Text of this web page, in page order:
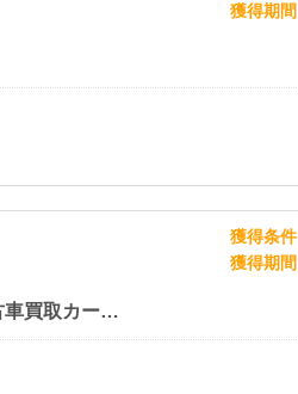
獲得期間
電話1本で無料査定・高価買取！【中古車買取カーネクスト】
獲得条件
獲得期間